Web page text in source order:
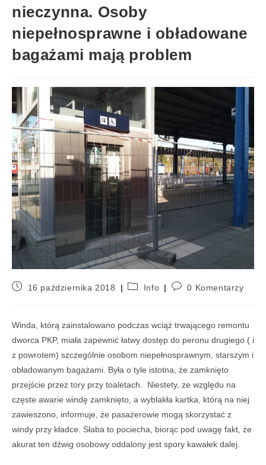
nieczynna. Osoby
niepełnosprawne i obładowane
bagażami mają problem
16 października 2018 Info 0 Komentarzy
Winda, którą zainstalowano podczas wciąż trwającego remontu
dworca PKP, miała zapewnić łatwy dostęp do peronu drugiego ( i
z powrotem) szczególnie osobom niepełnosprawnym, starszym i
obładowanym bagażami. Była o tyle istotna, że zamknięto
przejście przez tory przy toaletach. Niestety, ze względu na
częste awarie windę zamknięto, a wyblakła kartka, którą na niej
zawieszono, informuje, że pasażerowie mogą skorzystać z
windy przy kładce. Słaba to pociecha, biorąc pod uwagę fakt, że
akurat ten dźwig osobowy oddalony jest spory kawałek dalej.